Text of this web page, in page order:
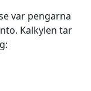
var pengarna
Kalkylen tar